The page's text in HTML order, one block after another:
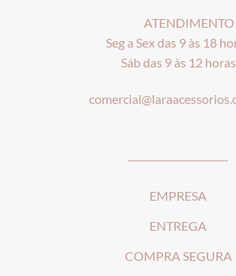
ATENDIMENTO
Seg a Sex das 9 às 18
Sáb das 9 às 12 horas
EMPRESA
ENTREGA
COMPRA SEGURA